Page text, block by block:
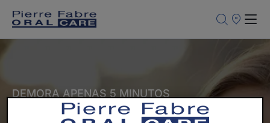
Pontos
Venda
DEMORA APENAS 5 MINUTOS